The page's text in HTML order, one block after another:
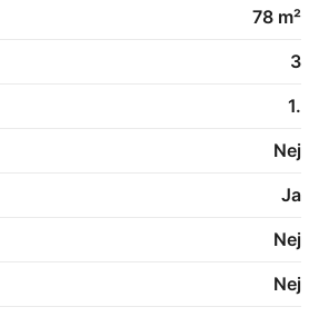
78 m²
3
1.
Nej
Ja
Nej
Nej